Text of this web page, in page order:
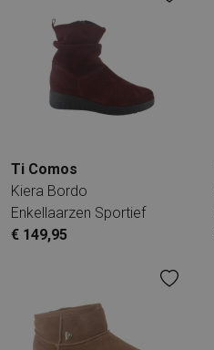
Ti Comos
Kiera Bordo
Enkellaarzen Sportief
€ 149,95